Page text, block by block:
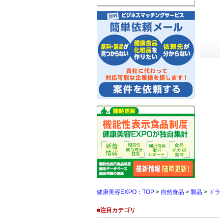
健康美容EXPO：TOP > 自然食品 > 製品 > ド
■注目カテゴリ